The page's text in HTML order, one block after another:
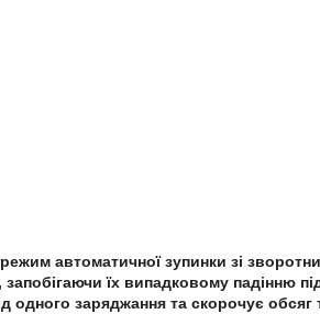
автоматичної зупинки зі
їх випадковому падінню
одного заряджання та скорочує обсяг